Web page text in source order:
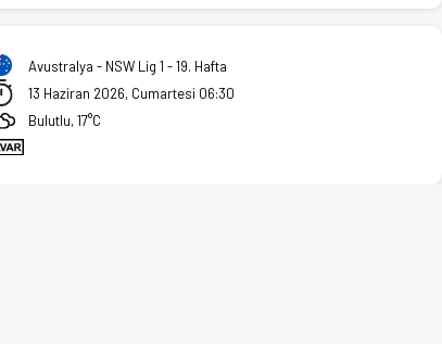
Avustralya - NSW Lig 1 - 19. Hafta
13 Haziran 2026, Cumartesi 06:30
Bulutlu, 17°C